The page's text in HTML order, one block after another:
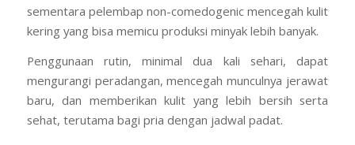
sementara pelembap non-comedogenic mencegah kulit
kering yang bisa memicu produksi minyak lebih banyak.
Penggunaan rutin, minimal dua kali sehari, dapat
mengurangi peradangan, mencegah munculnya jerawat
baru, dan memberikan kulit yang lebih bersih serta
sehat, terutama bagi pria dengan jadwal padat.